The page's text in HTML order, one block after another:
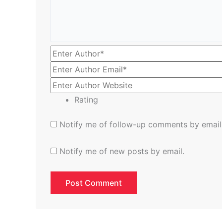
Rating
Notify me of follow-up comments by
Notify me of new posts by email.